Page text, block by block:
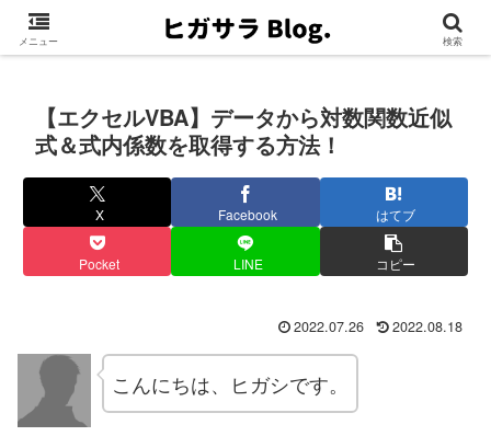
【エクセルVBA】データから対数関数近似
式＆式内係数を取得する方法！
X Facebook はてブ
Pocket LINE コピー
2022.07.26 2022.08.18
こんにちは、ヒガシです。
メニュー 検索